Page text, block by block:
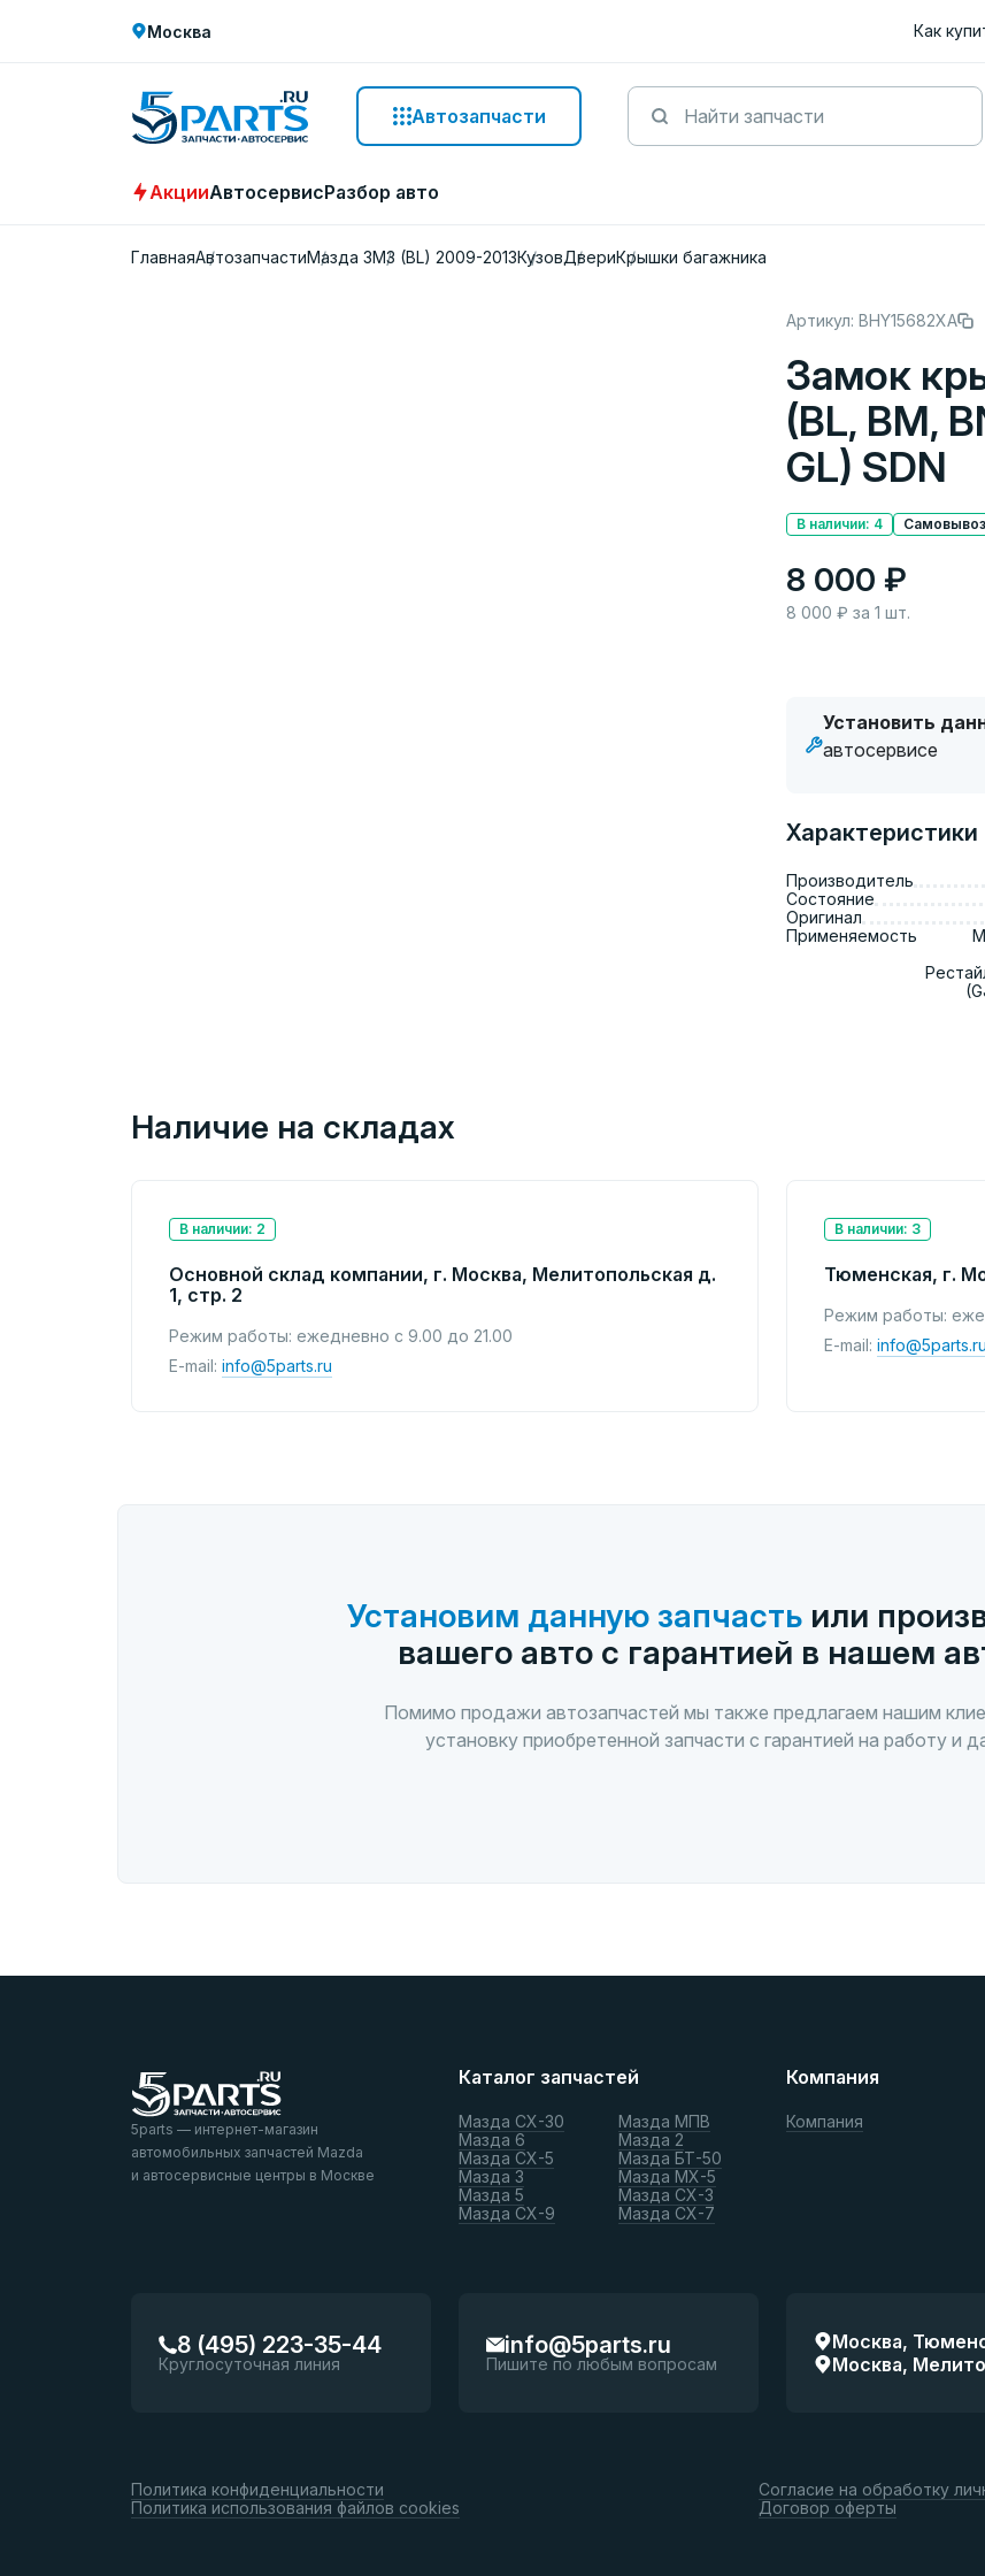
Москва Как
Автозапчасти
АкцииАвтосервисРазбор авто
ГлавнаяАвтозапчастиМазда 3M3 (BL) 2009-2013КузовДвериКрышки багажника
Артикул: BHY15682XA
Замок
(BL, BM,
GL) SDN
В наличии: 4
8 000 ₽
8 000 ₽ за 1 шт.
Установить
автосервисе
Характеристики
Производитель
Состояние
Оригинал
Применяемость
Наличие на складах
В наличии: 2
Основной склад компании, г. Москва, Мелитопольская д.
1, стр. 2
Режим работы: ежедневно с 9.00 до 21.00
E-mail: info@5parts.ru
В наличии: 3
Тюменская, г.
Режим работы:
E-mail: info@5parts.ru
Установим данную запчастьили
вашего авто с гарантией в нашем
Помимо продажи автозапчастей мы также предлагаем нашим
установку приобретенной запчасти с гарантией на работу и
5parts — интернет-магазин
автомобильных запчастей Mazda
и автосервисные центры в Москве
Каталог запчастей
Мазда СХ-30
Мазда 6
Мазда СХ-5
Мазда 3
Мазда 5
Мазда СХ-9
Мазда МПВ
Мазда 2
Мазда БТ-50
Мазда МХ-5
Мазда СХ-3
Мазда СХ-7
Компания
Компания
8 (495) 223-35-44
Круглосуточная линия
info@5parts.ru
Пишите по любым вопросам
Москва,
Москва,
Политика конфиденциальности
Согласие на обработку
Политика использования файлов cookies
Договор оферты